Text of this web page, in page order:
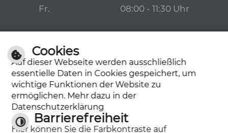
Fr.
08:00 - 11:30 Uhr
Cookies
Auf dieser Webseite werden ausschließlich
essentielle Daten in Cookies gespeichert, um
wichtige Funktionen der Website zu
ermöglichen. Mehr dazu in der
Datenschutzerklärung
Barrierefreiheit
Hier können Sie die Farbkontraste auf